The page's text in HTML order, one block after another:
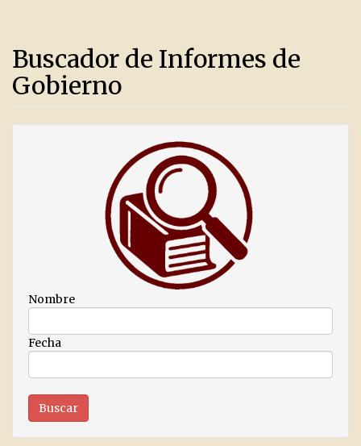
Buscador de Informes de
Gobierno
Nombre
Fecha